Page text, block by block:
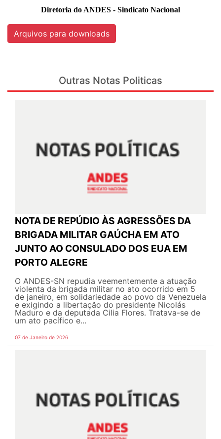
Diretoria do ANDES - Sindicato Nacional
Arquivos para downloads
Outras Notas Politicas
NOTA DE REPÚDIO ÀS AGRESSÕES DA
BRIGADA MILITAR GAÚCHA EM ATO
JUNTO AO CONSULADO DOS EUA EM
PORTO ALEGRE
O ANDES-SN repudia veementemente a atuação
violenta da brigada militar no ato ocorrido em 5
de janeiro, em solidariedade ao povo da Venezuela
e exigindo a libertação do presidente Nicolás
Maduro e da deputada Cilia Flores. Tratava-se de
um ato pacífico e...
07 de Janeiro de 2026